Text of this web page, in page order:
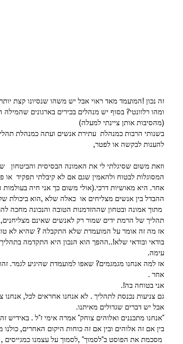
זה נכון !המועמד מאד ראוי אבל יש משהו שנסיונו קצת יותר
ומהו רלוונטי? בסוף יש מנהלים בכירים בארגונים
(מהסיבות אותן ציינתי למעלה)
בשנותי הרבות כמנהלת  עתירת אנשים ועתה כמנהלת
להענות לבקשה או לפטר,
וזאת משום שסיגלתי לי את האמונה הבסיסית והביטחון
המסוגלות לבטוח ולהאמין שגם אם לא קיבלתי תפקיד  או
אחר. היא מאושיות דרכי.(אולי משום כך אני חיה
ההבדל בין אנשים מצליחים או  כאלה שלא ,הוא ביכולת
מתוך אמונה ובטחון שההזדמנות הטובה והנכונה מחכה
תהליך של הרמת ידים שמור רק לאנשים שאינם
אז מה זה אומר על המועמדת שלא התקבלה ? שהיא לא
בודאי ובודאי שלא!..ההפך הוא הנכון היא התקדמה
עימה.
אז למה אנחנו מגמגמים? שאפו למועמדת שהיגיע לגמר.
אחר .
אני בטוחה בה!.
גם צניעות נכנסת לתהליך . לא אנחנו אחראים לכל,
אבל יש דברים שגדולים מאיתנו.
"אנחנו מתכננים ואלוהים צוחק" אמרה אימי ז"ל . באידיש
בין אם זה אלוהים ובין אם זה כוחות היקום האחרים, כולנו